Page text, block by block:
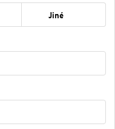
Jiné